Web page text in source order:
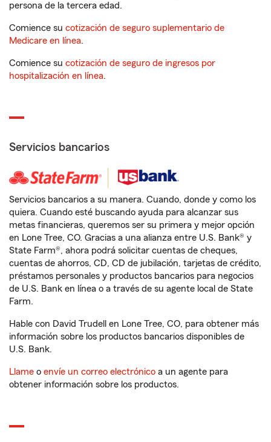
persona de la tercera edad.
Comience su cotización de seguro suplementario de
Medicare en línea.
Comience su cotización de seguro de ingresos por
hospitalización en línea.
Servicios bancarios
Servicios bancarios a su manera. Cuando, donde y como los
quiera. Cuando esté buscando ayuda para alcanzar sus
metas financieras, queremos ser su primera y mejor opción
en Lone Tree, CO. Gracias a una alianza entre U.S. Bank® y
State Farm®, ahora podrá solicitar cuentas de cheques,
cuentas de ahorros, CD, CD de jubilación, tarjetas de crédito,
préstamos personales y productos bancarios para negocios
de U.S. Bank en línea o a través de su agente local de State
Farm.
Hable con David Trudell en Lone Tree, CO, para obtener más
información sobre los productos bancarios disponibles de
U.S. Bank.
Llame o envíe un correo electrónico a un agente para
obtener información sobre los productos.